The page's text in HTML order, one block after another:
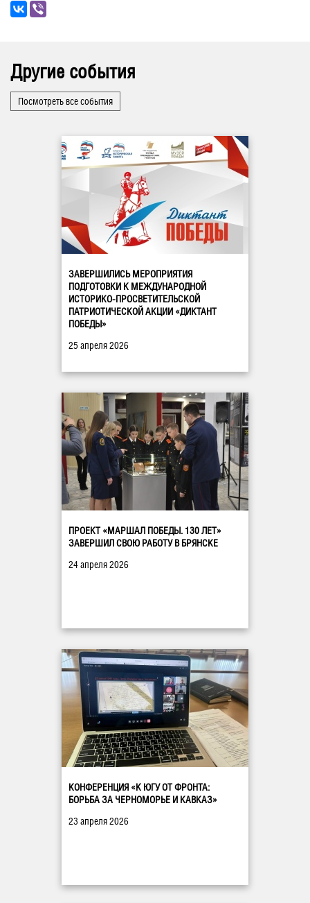
Другие события
Посмотреть все события
ЗАВЕРШИЛИСЬ МЕРОПРИЯТИЯ
ПОДГОТОВКИ К МЕЖДУНАРОДНОЙ
ИСТОРИКО-ПРОСВЕТИТЕЛЬСКОЙ
ПАТРИОТИЧЕСКОЙ АКЦИИ «ДИКТАНТ
ПОБЕДЫ»
25 апреля 2026
ПРОЕКТ «МАРШАЛ ПОБЕДЫ. 130 ЛЕТ»
ЗАВЕРШИЛ СВОЮ РАБОТУ В БРЯНСКЕ
24 апреля 2026
КОНФЕРЕНЦИЯ «К ЮГУ ОТ ФРОНТА:
БОРЬБА ЗА ЧЕРНОМОРЬЕ И КАВКАЗ»
23 апреля 2026